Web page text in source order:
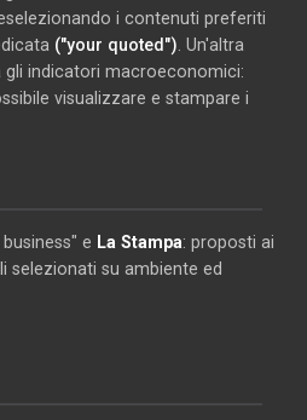
i contenuti preferiti
("your quoted") . Un'altra
indicatori macroeconomici:
visualizzare e stampare i
e La Stampa: proposti ai
selezionati su ambiente ed